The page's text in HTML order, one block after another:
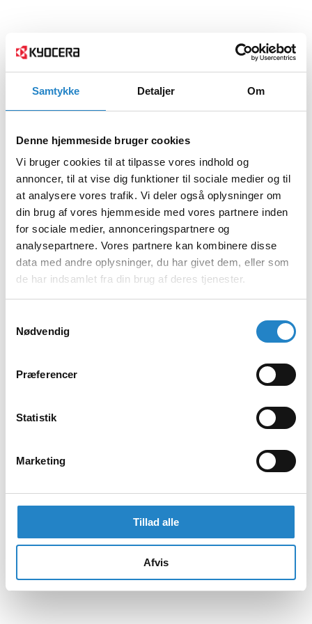
Samtykke Detaljer Om
Denne hjemmeside bruger cookies
Vi bruger cookies til at tilpasse vores indhold og
annoncer, til at vise dig funktioner til sociale medier og til
at analysere vores trafik. Vi deler også oplysninger om
din brug af vores hjemmeside med vores partnere inden
for sociale medier, annonceringspartnere og
analysepartnere. Vores partnere kan kombinere disse
data med andre oplysninger, du har givet dem, eller som
de har indsamlet fra din brug af deres tjenester.
Nødvendig
Præferencer
Statistik
Marketing
Tillad alle
Afvis